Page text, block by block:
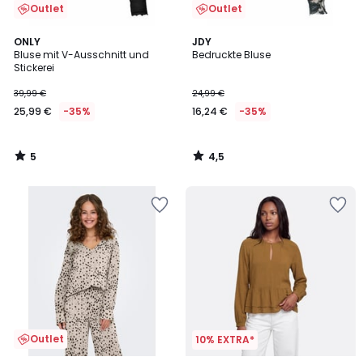
Outlet
ONLY
Bluse mit V-Ausschnitt und
Stickerei
39,99 €
25,99 € -35%
5
/
5
5
/
Outlet
JDY
Bedruckte Bluse
24,99 €
16,24 € -35%
4,5
/ 5
4,5
/
Outlet 10% EXTRA*